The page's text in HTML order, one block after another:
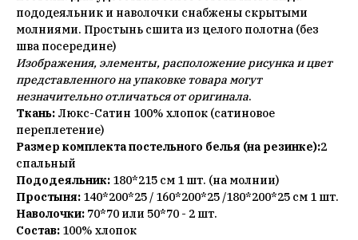
пододеяльник и наволочки снабжены скрытыми
молниями. Простынь сшита из целого полотна (без
шва посередине)
Изображения, элементы, расположение рисунка и цвет
представленного на упаковке товара могут
незначительно отличаться от оригинала.
Ткань: Люкс-Сатин 100% хлопок (сатиновое
переплетение)
Размер комплекта постельного белья (на резинке):2
спальный
Пододеяльник: 180*215 см 1 шт. (на молнии)
Простыня: 140*200*25 / 160*200*25 /180*200*25 см 1 шт.
Наволочки: 70*70 или 50*70 - 2 шт.
Состав: 100% хлопок